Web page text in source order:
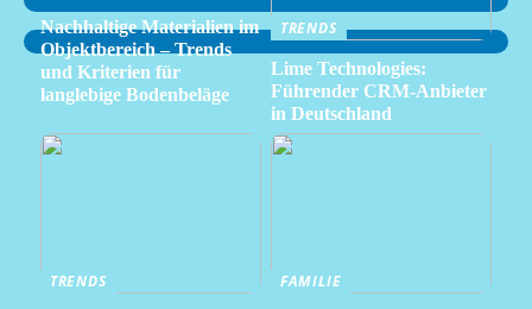
Nachhaltige Materialien im
Objektbereich – Trends
und Kriterien für
langlebige Bodenbeläge
TRENDS
Lime Technologies:
Führender CRM-Anbieter
in Deutschland
TRENDS
FAMILIE